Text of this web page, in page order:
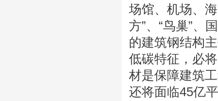
场馆、机场、
方”、“鸟巢”、
的建筑钢结构
低碳特征，必
材是保障建筑
还将面临45亿